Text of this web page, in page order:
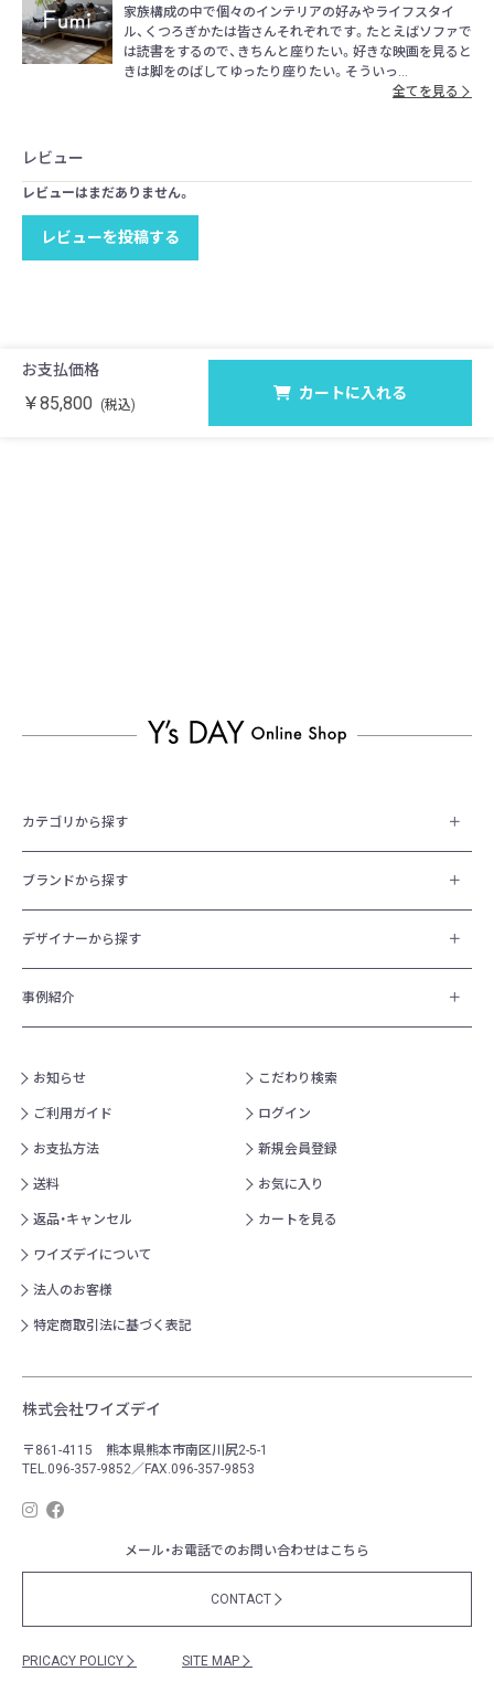
家族構成の中で個々のインテリアの好みやライフスタイ
ル、くつろぎかたは皆さんそれぞれです。たとえばソファで
は読書をするので、きちんと座りたい。好きな映画を見ると
きは脚をのばしてゆったり座りたい。そういっ...
全てを見る
レビュー
レビューはまだありません。
レビューを投稿する
お支払価格
￥85,800 (税込)
カートに入れる
カテゴリから探す
ブランドから探す
デザイナーから探す
事例紹介
お知らせ
ご利用ガイド
お支払方法
送料
返品・キャンセル
ワイズデイについて
法人のお客様
特定商取引法に基づく表記
こだわり検索
ログイン
新規会員登録
お気に入り
カートを見る
株式会社ワイズデイ
〒861-4115 熊本県熊本市南区川尻2-5-1
TEL.096-357-9852／FAX.096-357-9853
メール・お電話でのお問い合わせはこちら
CONTACT
PRICACY POLICY SITE MAP